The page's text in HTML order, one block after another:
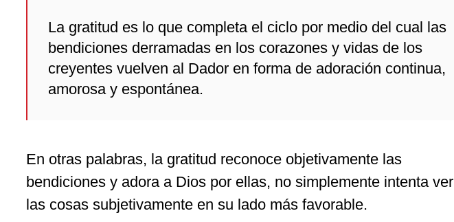
La gratitud es lo que completa el ciclo por medio del cual las
bendiciones derramadas en los corazones y vidas de los
creyentes vuelven al Dador en forma de adoración continua,
amorosa y espontánea.
En otras palabras, la gratitud reconoce objetivamente las
bendiciones y adora a Dios por ellas, no simplemente intenta ver
las cosas subjetivamente en su lado más favorable.